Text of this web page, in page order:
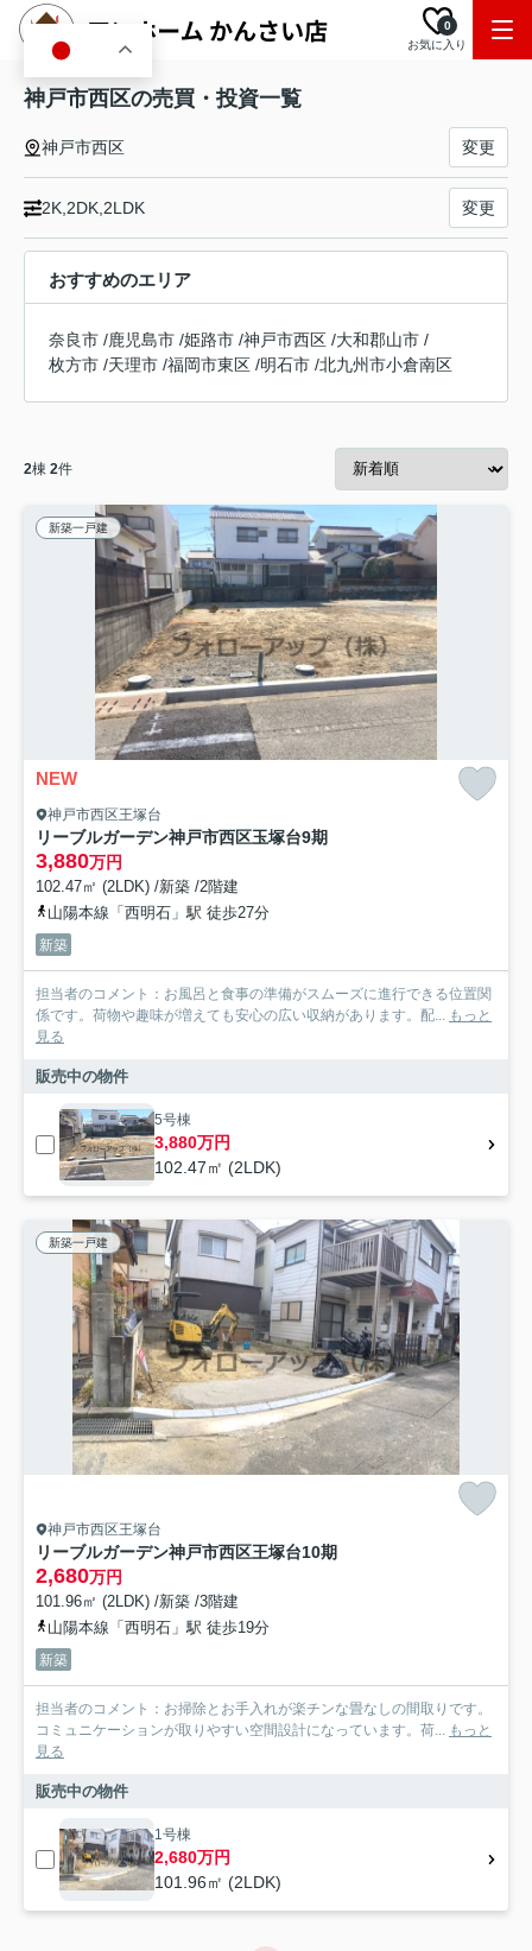
お気に入り
0
神戸市西区の売買・投資一覧
神戸市西区 変更
2K,2DK,2LDK 変更
おすすめのエリア
奈良市 /鹿児島市 /姫路市 /神戸市西区 /大和郡山市 /
枚方市 /天理市 /福岡市東区 /明石市 /北九州市小倉南区
2棟 2件
新築一戸建
NEW
神戸市西区王塚台
リーブルガーデン神戸市西区玉塚台9期
3,880万円
102.47㎡ (2LDK) /新築 /2階建
山陽本線「西明石」駅 徒歩27分
新築
担当者のコメント：お風呂と食事の準備がスムーズに進行できる位置関
係です。荷物や趣味が増えても安心の広い収納があります。配... もっと
見る
販売中の物件
5号棟
3,880万円
102.47㎡ (2LDK)
新築一戸建
神戸市西区王塚台
リーブルガーデン神戸市西区王塚台10期
2,680万円
101.96㎡ (2LDK) /新築 /3階建
山陽本線「西明石」駅 徒歩19分
新築
担当者のコメント：お掃除とお手入れが楽チンな畳なしの間取りです。
コミュニケーションが取りやすい空間設計になっています。荷... もっと
見る
販売中の物件
1号棟
2,680万円
101.96㎡ (2LDK)